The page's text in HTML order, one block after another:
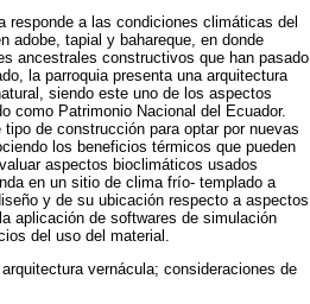
responde a las condiciones climáticas del
adobe, tapial y bahareque, en donde
ancestrales constructivos que han pasado
la parroquia presenta una arquitectura
siendo este uno de los aspectos
como Patrimonio Nacional del Ecuador.
de construcción para optar por nuevas
los beneficios térmicos que pueden
aspectos bioclimáticos usados
en un sitio de clima frío- templado a
y de su ubicación respecto a aspectos
aplicación de softwares de simulación
del uso del material.
vernácula; consideraciones de